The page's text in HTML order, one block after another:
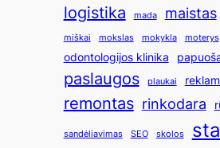
logistika mada maistas
miškai mokslas mokykla moterys
odontologijos klinika
paslaugos plaukai
remontas rinkodara
sandėliavimas SEO skolos